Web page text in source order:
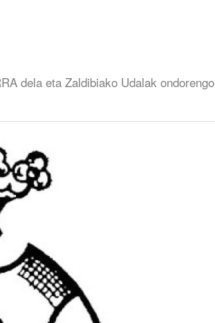
dela eta Zaldibiako Udalak ondorengo